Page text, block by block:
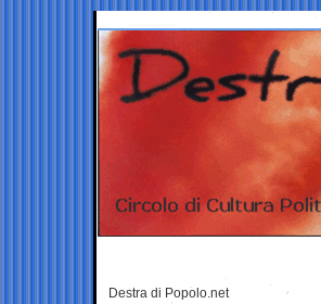
Destra di Popolo.net